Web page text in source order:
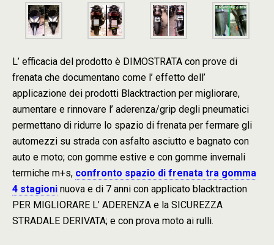
L’ efficacia del prodotto è DIMOSTRATA con prove di
frenata che documentano come l’ effetto dell’
applicazione dei prodotti Blacktraction per migliorare,
aumentare e rinnovare l’ aderenza/grip degli pneumatici
permettano di ridurre lo spazio di frenata per fermare gli
automezzi su strada con asfalto asciutto e bagnato con
auto e moto; con gomme estive e con gomme invernali
termiche m+s, confronto spazio di frenata tra gomma
4 stagioni nuova e di 7 anni con applicato blacktraction
PER MIGLIORARE L’ ADERENZA e la SICUREZZA
STRADALE DERIVATA; e con prova moto ai rulli.